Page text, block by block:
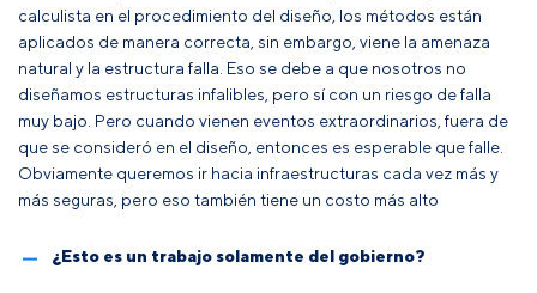
calculista en el procedimiento del diseño, los métodos están
aplicados de manera correcta, sin embargo, viene la amenaza
natural y la estructura falla. Eso se debe a que nosotros no
diseñamos estructuras infalibles, pero sí con un riesgo de falla
muy bajo. Pero cuando vienen eventos extraordinarios, fuera de
que se consideró en el diseño, entonces es esperable que falle.
Obviamente queremos ir hacia infraestructuras cada vez más y
más seguras, pero eso también tiene un costo más alto
¿Esto es un trabajo solamente del gobierno?